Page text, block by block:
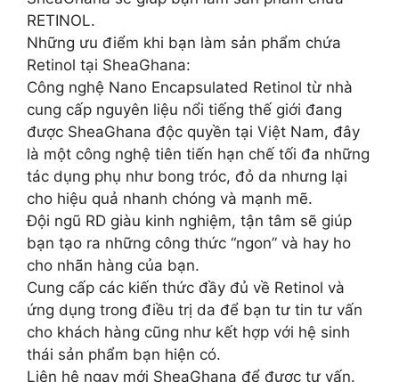
RETINOL.
Những ưu điểm khi bạn làm sản phẩm chứa
Retinol tại SheaGhana:
Công nghệ Nano Encapsulated Retinol từ nhà
cung cấp nguyên liệu nổi tiếng thế giới đang
được SheaGhana độc quyền tại Việt Nam, đây
là một công nghệ tiên tiến hạn chế tối đa những
tác dụng phụ như bong tróc, đỏ da nhưng lại
cho hiệu quả nhanh chóng và mạnh mẽ.
Đội ngũ RD giàu kinh nghiệm, tận tâm sẽ giúp
bạn tạo ra những công thức “ngon” và hay ho
cho nhãn hàng của bạn.
Cung cấp các kiến thức đầy đủ về Retinol và
ứng dụng trong điều trị da để bạn tư tin tư vấn
cho khách hàng cũng như kết hợp với hệ sinh
thái sản phẩm bạn hiện có.
Liên hệ ngay mới SheaGhana để được tư vấn.